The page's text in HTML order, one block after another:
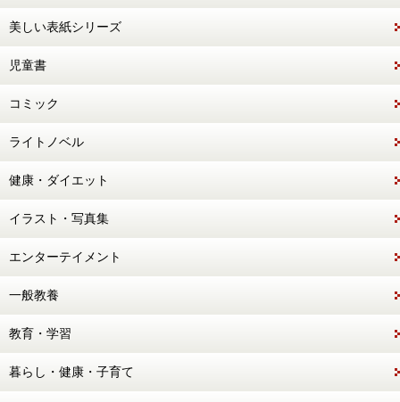
美しい表紙シリーズ
児童書
コミック
ライトノベル
健康・ダイエット
イラスト・写真集
エンターテイメント
一般教養
教育・学習
暮らし・健康・子育て